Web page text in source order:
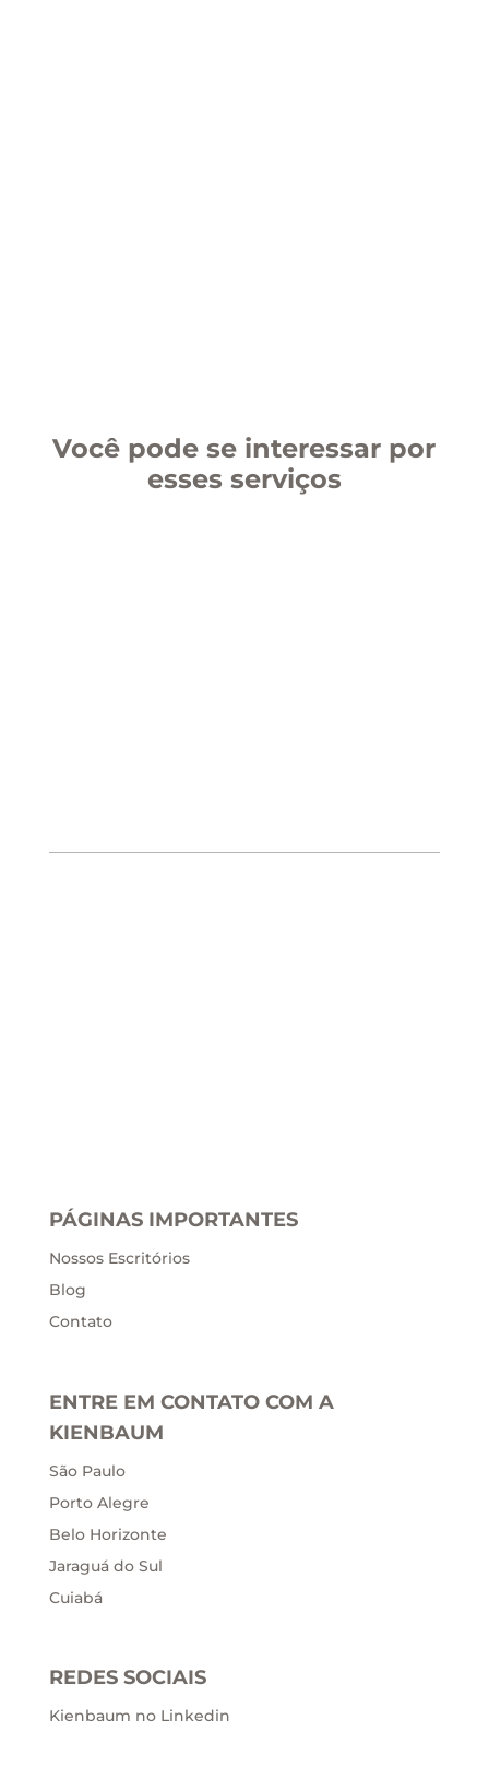
Você pode se interessar por
esses serviços
PÁGINAS IMPORTANTES
Nossos Escritórios
Blog
Contato
ENTRE EM CONTATO COM A
KIENBAUM
São Paulo
Porto Alegre
Belo Horizonte
Jaraguá do Sul
Cuiabá
REDES SOCIAIS
Kienbaum no Linkedin